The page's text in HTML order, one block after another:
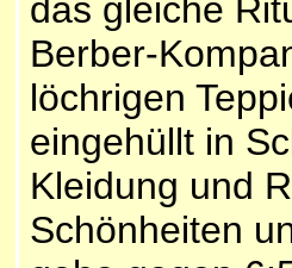
das gleiche
Berber-
löchrigen
eingehüllt in
Kleidung und
Schönheiten